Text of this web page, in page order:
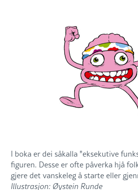
I boka er dei såkalla "eksekutive
figuren. Desse er ofte påverka hjå
gjere det vanskeleg å starte eller
Illustrasjon: Øystein Runde